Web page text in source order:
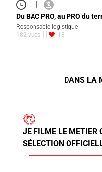
|
Du BAC PRO, au PRO du
Responsable logistique
182 vues
13
DANS LA
JE FILME LE METIER
SÉLECTION